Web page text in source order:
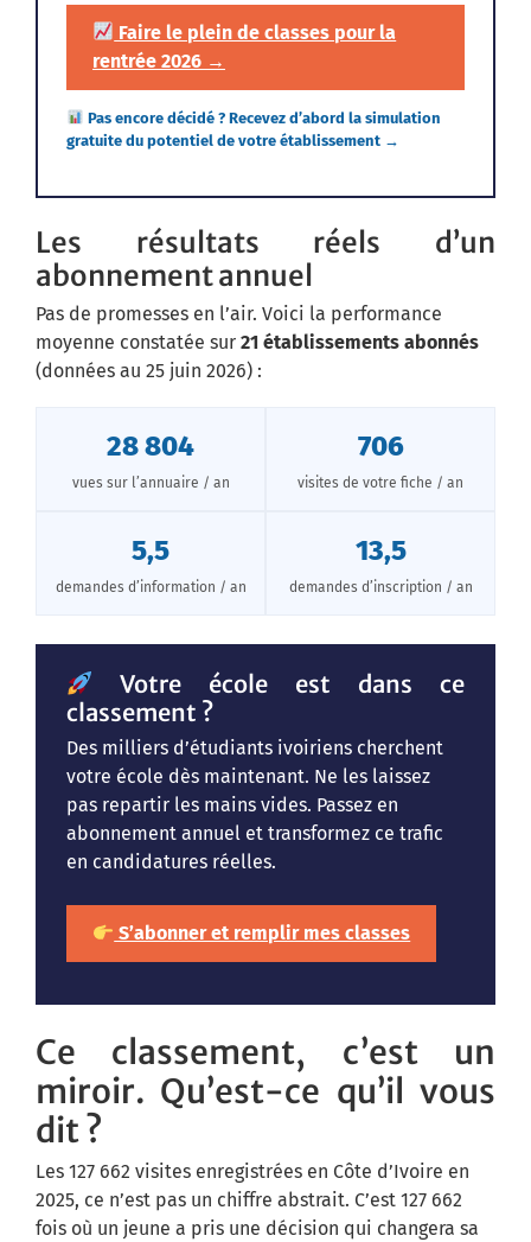
Faire le plein de classes pour la
rentrée 2026 →
Pas encore décidé ? Recevez d’abord la simulation
gratuite du potentiel de votre établissement →
Les résultats réels d’un
abonnement annuel
Pas de promesses en l’air. Voici la performance
moyenne constatée sur 21 établissements abonnés
(données au 25 juin 2026) :
28 804
vues sur l’annuaire / an
706
visites de votre fiche / an
5,5
demandes d’information / an
13,5
demandes d’inscription / an
Votre école est dans ce
classement ?
Des milliers d’étudiants ivoiriens cherchent
votre école dès maintenant. Ne les laissez
pas repartir les mains vides. Passez en
abonnement annuel et transformez ce trafic
en candidatures réelles.
S’abonner et remplir mes classes
Ce classement, c’est un
miroir. Qu’est-ce qu’il vous
dit ?
Les 127 662 visites enregistrées en Côte d’Ivoire en
2025, ce n’est pas un chiffre abstrait. C’est 127 662
fois où un jeune a pris une décision qui changera sa